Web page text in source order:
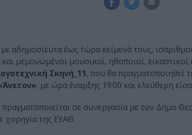
αδημοσίευτα έως τώρα κείμενά τους,
μεμονωμένοι μουσικοί, ηθοποιοί,
Σκηνή_11, που θα πραγματοποιηθεί
, με ώρα έναρξης 19:00 και ελεύθερη
σε συνεργασία με τον Δήμο
χορηγία της ΕΥΑΘ.